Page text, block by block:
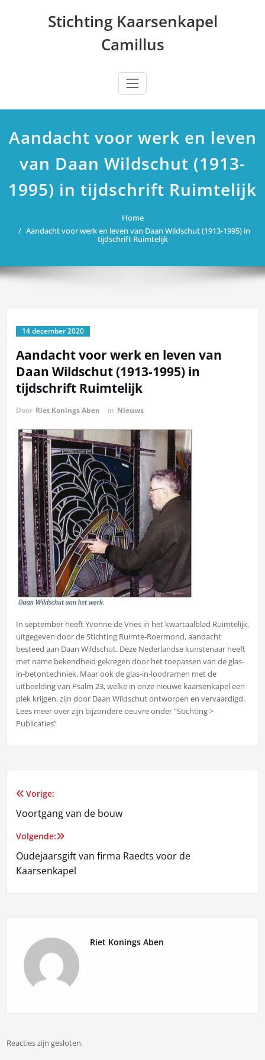
Stichting Kaarsenkapel
Camillus
Aandacht voor werk en leven
van Daan Wildschut (1913-
1995) in tijdschrift Ruimtelijk
Home
Aandacht voor werk en leven van Daan Wildschut (1913-1995) in
tijdschrift Ruimtelijk
14 december 2020
Aandacht voor werk en leven van
Daan Wildschut (1913-1995) in
tijdschrift Ruimtelijk
Door Riet Konings Aben in Nieuws
In september heeft Yvonne de Vries in het kwartaalblad Ruimtelijk,
uitgegeven door de Stichting Ruimte-Roermond, aandacht
besteed aan Daan Wildschut. Deze Nederlandse kunstenaar heeft
met name bekendheid gekregen door het toepassen van de glas-
in-betontechniek. Maar ook de glas-in-loodramen met de
uitbeelding van Psalm 23, welke in onze nieuwe kaarsenkapel een
plek krijgen, zijn door Daan Wildschut ontworpen en vervaardigd.
Lees meer over zijn bijzondere oeuvre onder “Stichting >
Publicaties”
Bericht
navigatie
Vorige:
Voortgang van de bouw
Volgende:
Oudejaarsgift van firma Raedts voor de
Kaarsenkapel
Riet Konings Aben
Reacties zijn gesloten.